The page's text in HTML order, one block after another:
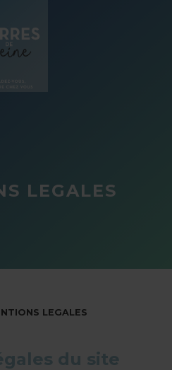
LEGALES
LEGALES
du site